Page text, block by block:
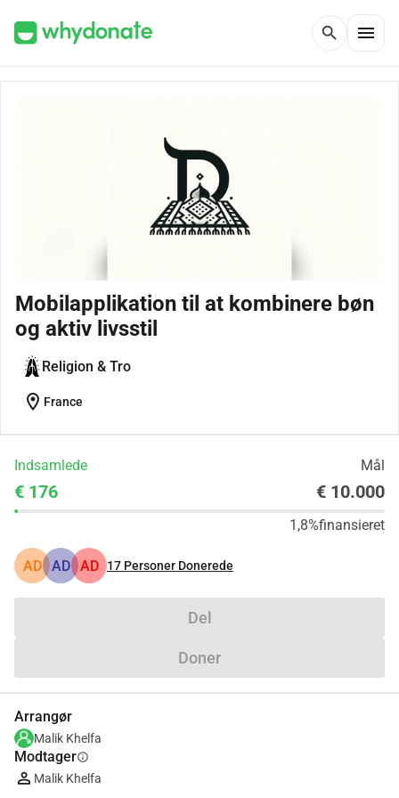
search menu
Mobilapplikation til at kombinere bøn
og aktiv livsstil
Religion & Tro
location_on France
Indsamlede Mål
€ 176 € 10.000
1,8%finansieret
AD AD AD 17 Personer Donerede
Del
Doner
Arrangør
Malik Khelfa
Modtagerinfo
Malik Khelfa